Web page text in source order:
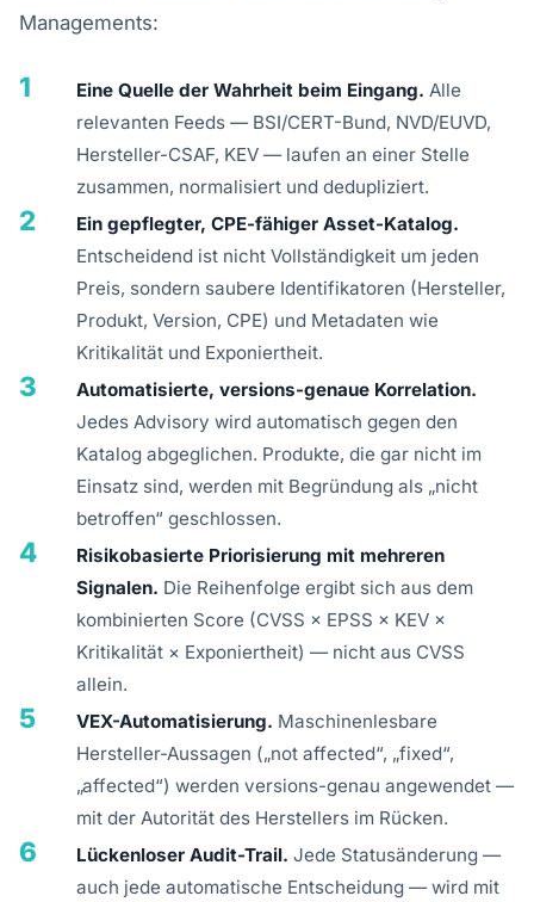
Managements:
1 Eine Quelle der Wahrheit beim Eingang. Alle
relevanten Feeds — BSI/CERT-Bund, NVD/EUVD,
Hersteller-CSAF, KEV — laufen an einer Stelle
zusammen, normalisiert und dedupliziert.
2
Ein gepflegter, CPE-fähiger Asset-Katalog.
Entscheidend ist nicht Vollständigkeit um jeden
Preis, sondern saubere Identifikatoren (Hersteller,
Produkt, Version, CPE) und Metadaten wie
Kritikalität und Exponiertheit.
3
Automatisierte, versions-genaue Korrelation.
Jedes Advisory wird automatisch gegen den
Katalog abgeglichen. Produkte, die gar nicht im
Einsatz sind, werden mit Begründung als „nicht
betroffen“ geschlossen.
4
Risikobasierte Priorisierung mit mehreren
Signalen. Die Reihenfolge ergibt sich aus dem
kombinierten Score (CVSS × EPSS × KEV ×
Kritikalität × Exponiertheit) — nicht aus CVSS
allein.
5 VEX-Automatisierung. Maschinenlesbare
Hersteller-Aussagen („not affected“, „fixed“,
„affected“) werden versions-genau angewendet —
mit der Autorität des Herstellers im Rücken.
6 Lückenloser Audit-Trail. Jede Statusänderung —
auch jede automatische Entscheidung — wird mit